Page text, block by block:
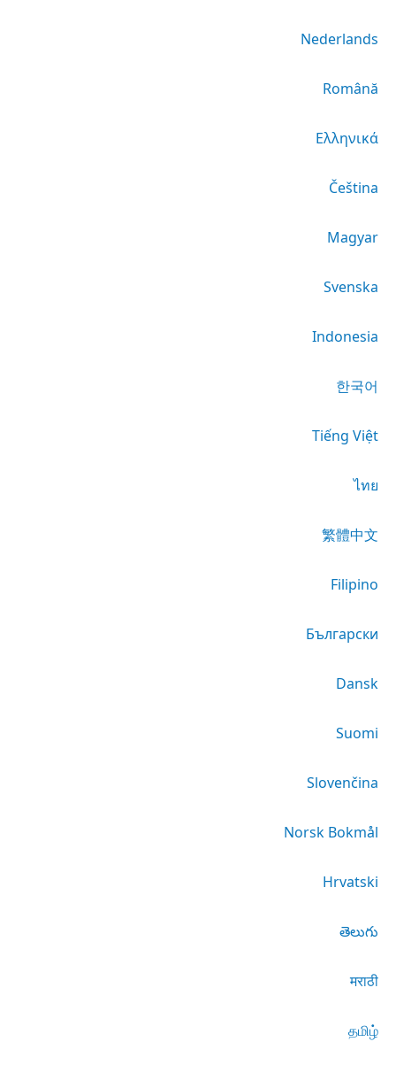
Nederlands
Română
Ελληνικά
Čeština
Magyar
Svenska
Indonesia
한국어
Tiếng Việt
ไทย
繁體中文
Filipino
Български
Dansk
Suomi
Slovenčina
Norsk Bokmål
Hrvatski
తెలుగు
मराठी
தமிழ்